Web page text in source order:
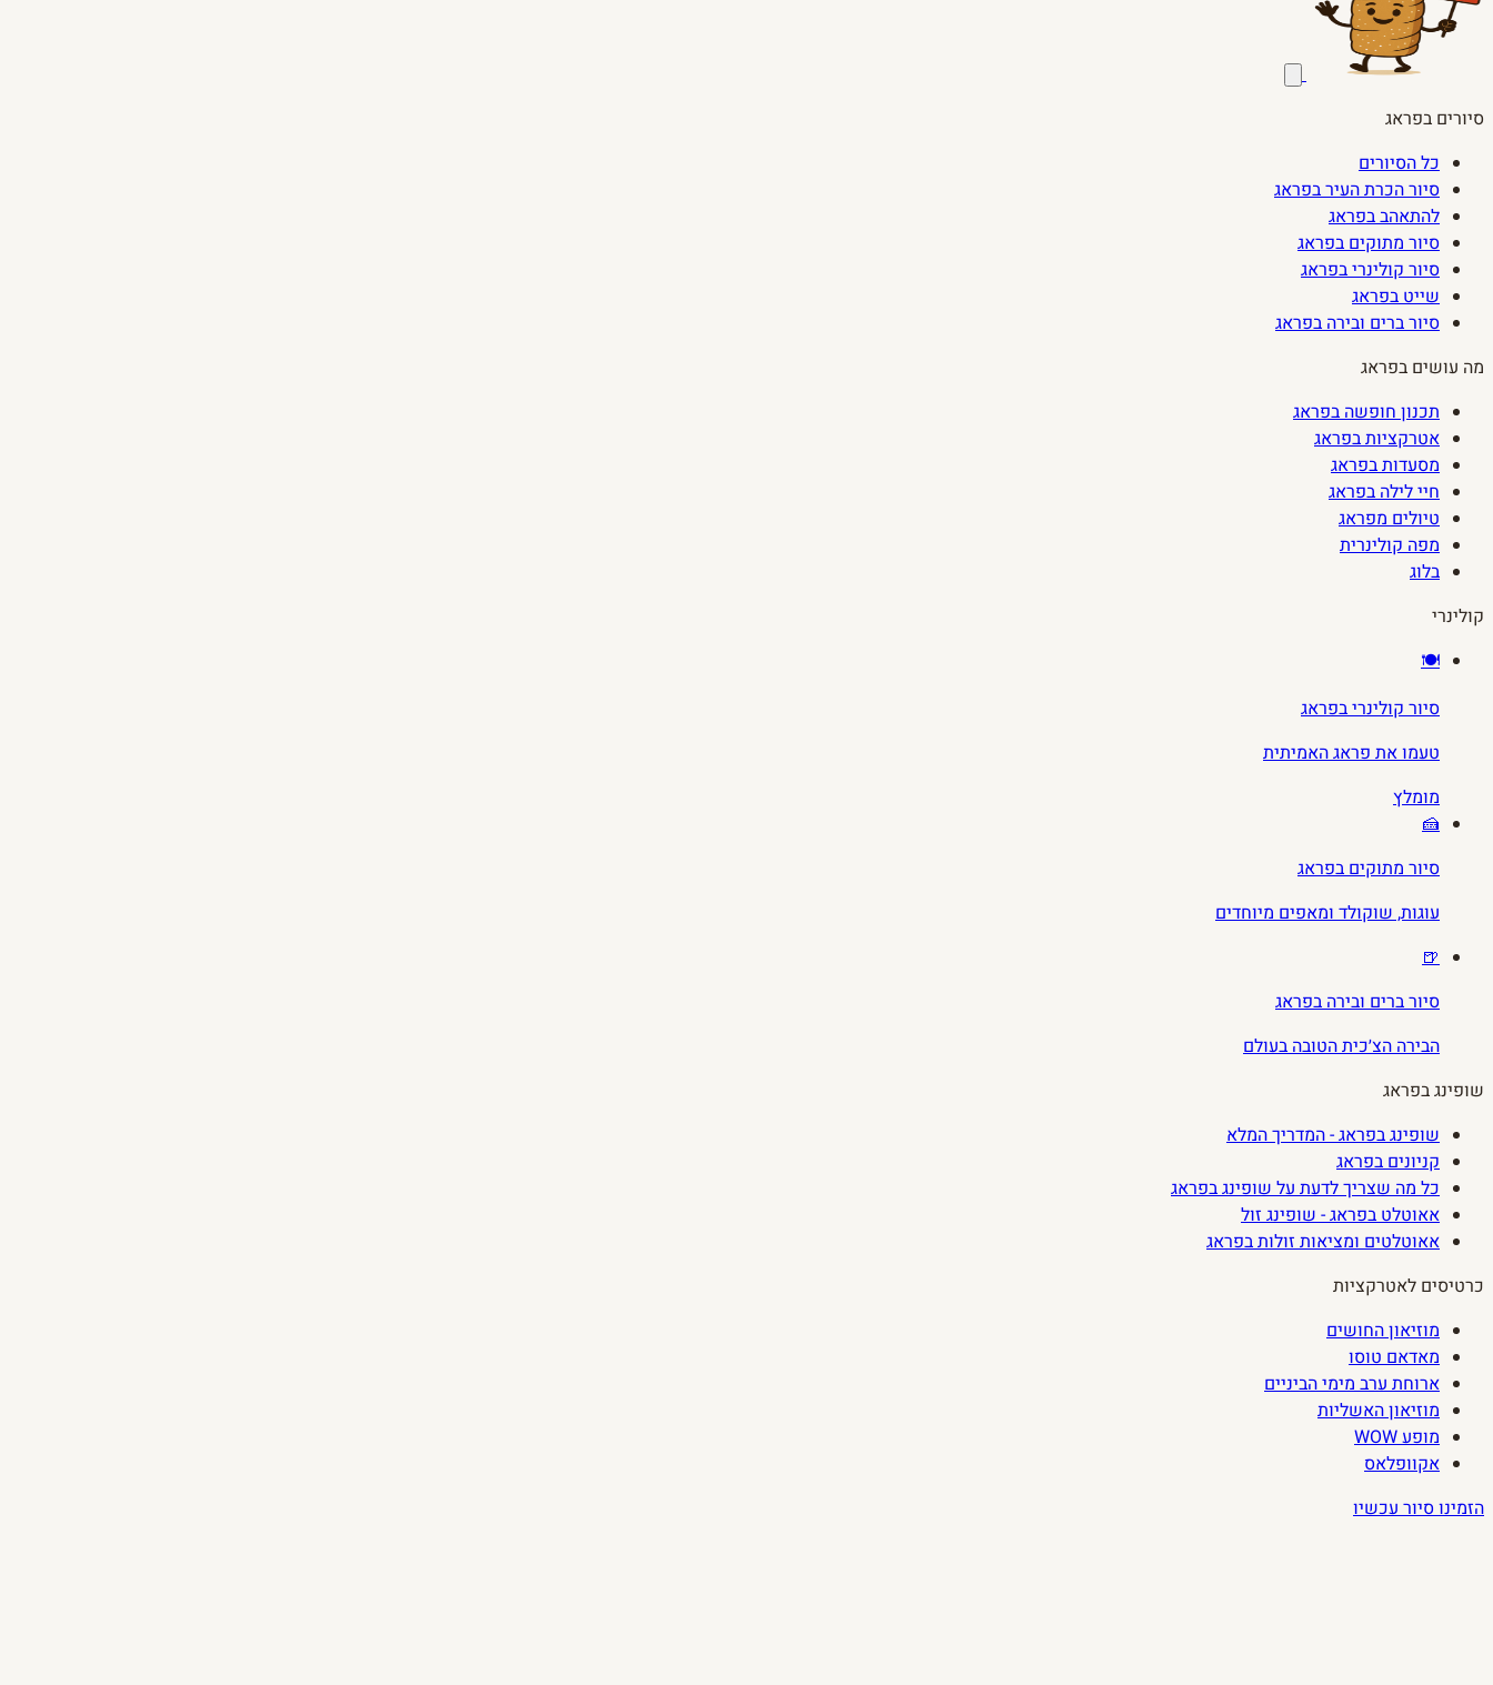
סיורים בפראג
כל הסיורים
סיור הכרת העיר בפראג
להתאהב בפראג
סיור מתוקים בפראג
סיור קולינרי בפראג
שייט בפראג
סיור ברים ובירה בפראג
מה עושים בפראג
תכנון חופשה בפראג
אטרקציות בפראג
מסעדות בפראג
חיי לילה בפראג
טיולים מפראג
מפה קולינרית
בלוג
קולינרי
🍽️
סיור קולינרי בפראג
טעמו את פראג האמיתית
מומלץ
🍰
סיור מתוקים בפראג
עוגות, שוקולד ומאפים מיוחדים
🍺
סיור ברים ובירה בפראג
הבירה הצ׳כית הטובה בעולם
שופינג בפראג
שופינג בפראג - המדריך המלא
קניונים בפראג
כל מה שצריך לדעת על שופינג בפראג
אאוטלט בפראג - שופינג זול
אאוטלטים ומציאות זולות בפראג
כרטיסים לאטרקציות
מוזיאון החושים
מאדאם טוסו
ארוחת ערב מימי הביניים
מוזיאון האשליות
מופע WOW
אקוופלאס
הזמינו סיור עכשיו